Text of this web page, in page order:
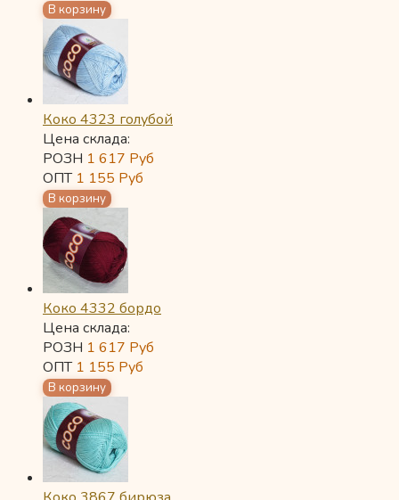
Коко 4323 голубой
Цена склада:
РОЗН 1 617 Руб
ОПТ 1 155 Руб
Коко 4332 бордо
Цена склада:
РОЗН 1 617 Руб
ОПТ 1 155 Руб